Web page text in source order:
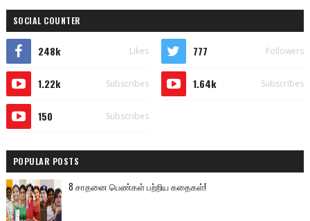
SOCIAL COUNTER
248k Likes 777 Followers
1.22k Subscribes 1.64k Subscribes
150 Subscribes
POPULAR POSTS
8 சாதனை பெண்கள் பற்றிய கதைகள்!